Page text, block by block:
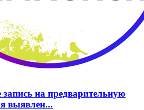
на предварительную
выявлен...